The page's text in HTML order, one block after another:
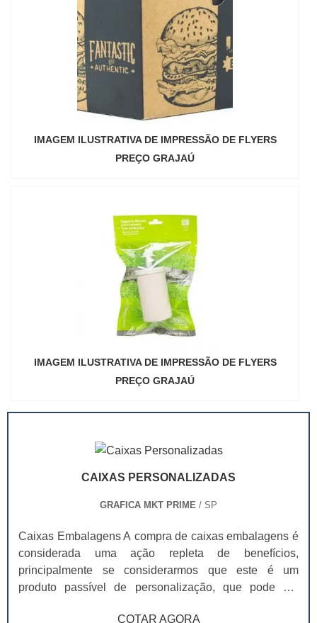
IMAGEM ILUSTRATIVA DE IMPRESSÃO DE FLYERS
PREÇO GRAJAÚ
IMAGEM ILUSTRATIVA DE IMPRESSÃO DE FLYERS
PREÇO GRAJAÚ
CAIXAS PERSONALIZADAS
GRAFICA MKT PRIME / SP
Caixas Embalagens A compra de caixas embalagens é
considerada uma ação repleta de benefícios,
principalmente se considerarmos que este é um
produto passível de personalização, que pode ser
COTAR AGORA